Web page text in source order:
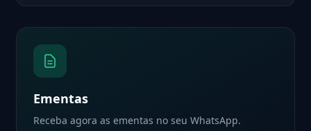
Ementas
Receba agora as ementas no seu WhatsApp.